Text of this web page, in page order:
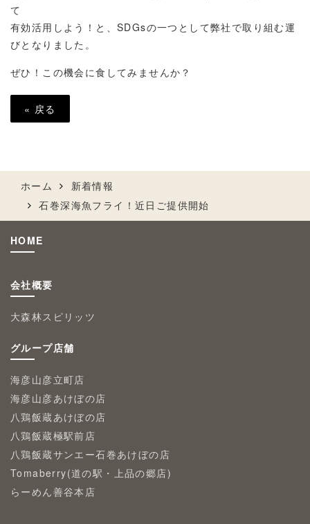
て
有効活用しよう！と、SDGsの一つとして弊社で取り組む運
びとなりました。
ぜひ！この機会に食してみませんか？
« 戻る
ホーム
新着情報
石巻深海魚フライ！近日ご提供開始
HOME
会社概要
大森林スピリッツ
グループ店舗
海彦山彦立町店
海彦山彦あけぼの店
八鶏飯蔵あけぼの店
八鶏飯蔵極駅前店
八鶏飯蔵サンエー石巻あけぼの店
Tomaberry(道の駅・上品の郷店)
らーめん善谷本店